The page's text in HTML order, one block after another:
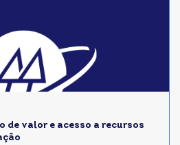
de valor e acesso a recursos